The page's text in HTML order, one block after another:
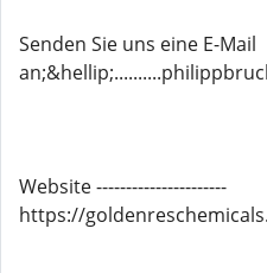
Senden Sie uns eine E-Mail
Website ----------------------
https://